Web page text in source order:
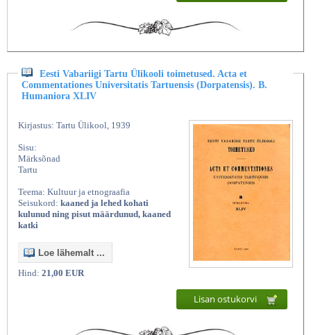
Eesti Vabariigi Tartu Ülikooli toimetused. Acta et
Commentationes Universitatis Tartuensis (Dorpatensis). B.
Humaniora XLIV
Kirjastus: Tartu Ülikool, 1939
Sisu:
Märksõnad
Tartu
Teema: Kultuur ja etnograafia
Seisukord: kaaned ja lehed kohati
kulunud ning pisut määrdunud, kaaned
katki
Loe lähemalt ...
Hind: 21,00 EUR
Lisan ostukorvi